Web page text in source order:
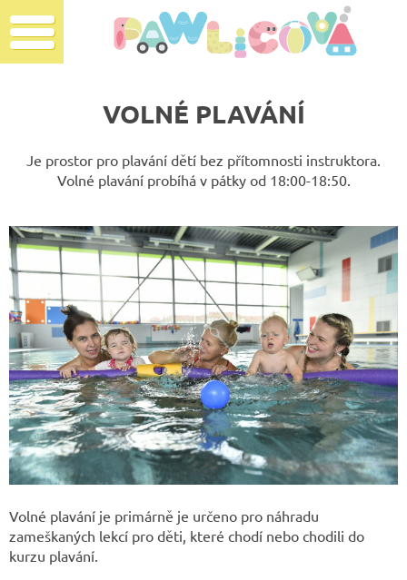
VOLNÉ PLAVÁNÍ
Je prostor pro plavání dětí bez přítomnosti instruktora.
Volné plavání probíhá v pátky od 18:00-18:50.
Volné plavání je primárně je určeno pro náhradu
zameškaných lekcí pro děti, které chodí nebo chodili do
kurzu plavání.